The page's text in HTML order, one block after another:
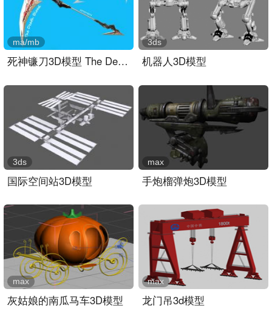
死神镰刀3D模型 The Death..
ma/mb
机器人3D模型
3ds
国际空间站3D模型
3ds
手炮榴弹炮3D模型
max
灰姑娘的南瓜马车3D模型
max
龙门吊3d模型
max